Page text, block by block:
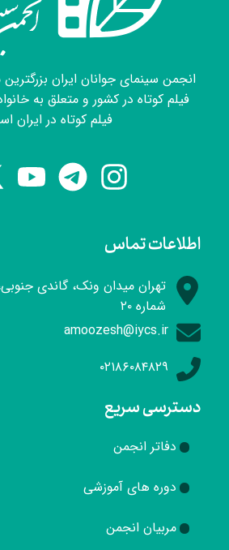
دوره آنلاین پرامپت
مصنوعی (آلزایمر)
دوره تدوین تکنیکال
(تهران))
دوره زیبایی شناسی
(اراک))
اطلاعات تماس
تهران میدان ونک، گاندی
شماره ۲۰
amoozesh@iycs.ir
۰۲۱۸۶۰۸۴۸۲۹
انجمن سینمای جوانان ایران
فیلم کوتاه در کشور و متعلق به
فیلم کوتاه در ایران
دسترسی سریع
دفاتر انجمن
دوره های آموزشی
مربیان انجمن